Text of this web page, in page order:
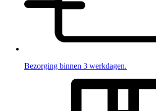
Bezorging binnen 3 werkdagen.